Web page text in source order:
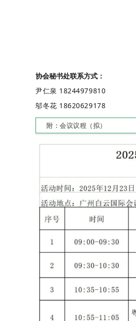
协会秘书处联系方式：
尹仁泉 18244979810
邬冬花 18620629178
附：会议议程（拟）